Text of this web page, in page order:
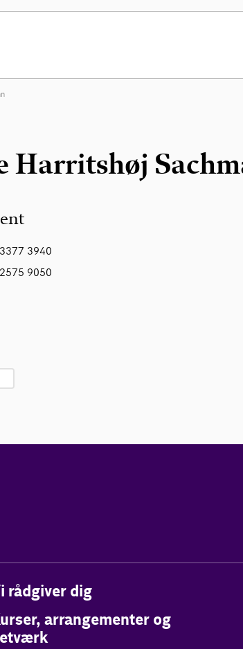
Harritshøj
3940
9050
rådgiver dig
arrangementer og